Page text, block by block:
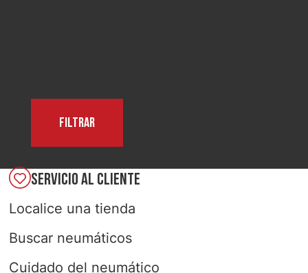
Filtrar
SERVICIO AL CLIENTE
Localice una tienda
Buscar neumáticos
Cuidado del neumático